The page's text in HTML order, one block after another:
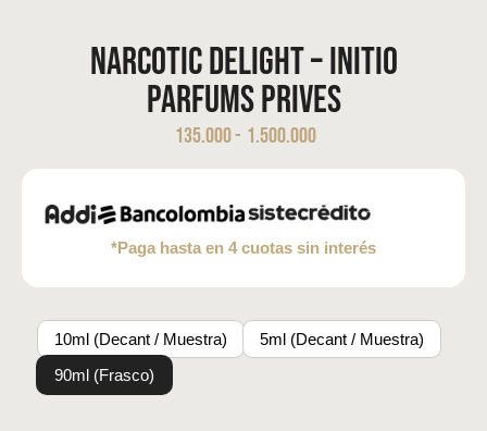
Narcotic Delight – Initio
Parfums Prives
135.000- 1.500.000
*Paga hasta en 4 cuotas sin interés
10ml (Decant / Muestra)
5ml (Decant / Muestra)
90ml (Frasco)